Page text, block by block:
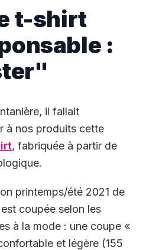
t-shirt
:
il fallait
à nos produits cette
, fabriquée à partir de
printemps/été 2021 de
coupée selon les
à la mode : une coupe «
et légère (155